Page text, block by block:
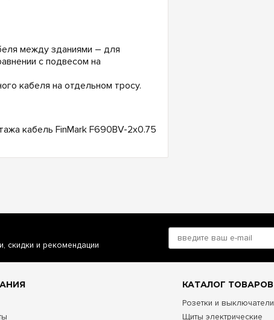
между зданиями – для
с подвесом на
кабеля на отдельном тросу.
кабель FinMark F690BV-2x0.75
скидки и рекомендации
КАТАЛОГ ТОВАРОВ
Розетки и выключатели
Щиты электрические